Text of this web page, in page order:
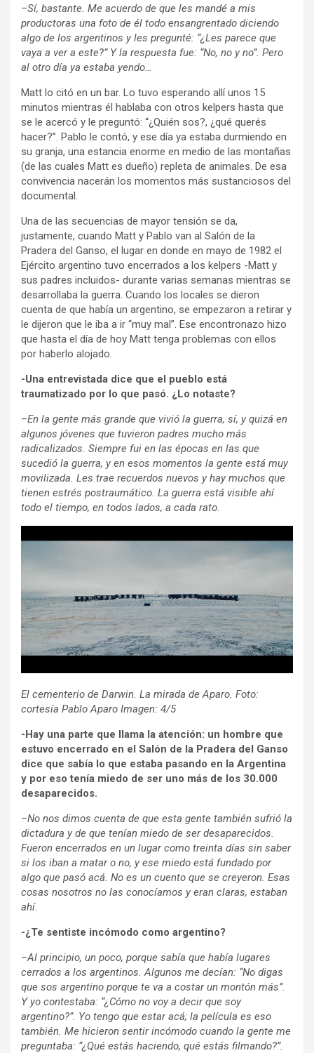
–Sí, bastante. Me acuerdo de que les mandé a mis
productoras una foto de él todo ensangrentado diciendo
algo de los argentinos y les pregunté: “¿Les parece que
vaya a ver a este?” Y la respuesta fue: “No, no y no”. Pero
al otro día ya estaba yendo…
Matt lo citó en un bar. Lo tuvo esperando allí unos 15
minutos mientras él hablaba con otros kelpers hasta que
se le acercó y le preguntó: “¿Quién sos?, ¿qué querés
hacer?”. Pablo le contó, y ese día ya estaba durmiendo en
su granja, una estancia enorme en medio de las montañas
(de las cuales Matt es dueño) repleta de animales. De esa
convivencia nacerán los momentos más sustanciosos del
documental.
Una de las secuencias de mayor tensión se da,
justamente, cuando Matt y Pablo van al Salón de la
Pradera del Ganso, el lugar en donde en mayo de 1982 el
Ejército argentino tuvo encerrados a los kelpers -Matt y
sus padres incluidos- durante varias semanas mientras se
desarrollaba la guerra. Cuando los locales se dieron
cuenta de que había un argentino, se empezaron a retirar y
le dijeron que le iba a ir “muy mal”. Ese encontronazo hizo
que hasta el día de hoy Matt tenga problemas con ellos
por haberlo alojado.
-Una entrevistada dice que el pueblo está
traumatizado por lo que pasó. ¿Lo notaste?
–En la gente más grande que vivió la guerra, sí, y quizá en
algunos jóvenes que tuvieron padres mucho más
radicalizados. Siempre fui en las épocas en las que
sucedió la guerra, y en esos momentos la gente está muy
movilizada. Les trae recuerdos nuevos y hay muchos que
tienen estrés postraumático. La guerra está visible ahí
todo el tiempo, en todos lados, a cada rato.
El cementerio de Darwin. La mirada de Aparo. Foto:
cortesía Pablo Aparo Imagen: 4/5
-Hay una parte que llama la atención: un hombre que
estuvo encerrado en el Salón de la Pradera del Ganso
dice que sabía lo que estaba pasando en la Argentina
y por eso tenía miedo de ser uno más de los 30.000
desaparecidos.
–No nos dimos cuenta de que esta gente también sufrió la
dictadura y de que tenían miedo de ser desaparecidos.
Fueron encerrados en un lugar como treinta días sin saber
si los iban a matar o no, y ese miedo está fundado por
algo que pasó acá. No es un cuento que se creyeron. Esas
cosas nosotros no las conocíamos y eran claras, estaban
ahí.
-¿Te sentiste incómodo como argentino?
–Al principio, un poco, porque sabía que había lugares
cerrados a los argentinos. Algunos me decían: “No digas
que sos argentino porque te va a costar un montón más”.
Y yo contestaba: “¿Cómo no voy a decir que soy
argentino?”. Yo tengo que estar acá; la película es eso
también. Me hicieron sentir incómodo cuando la gente me
preguntaba: “¿Qué estás haciendo, qué estás filmando?”.